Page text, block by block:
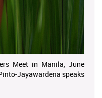
Meet in Manila, June
Jayawardena speaks